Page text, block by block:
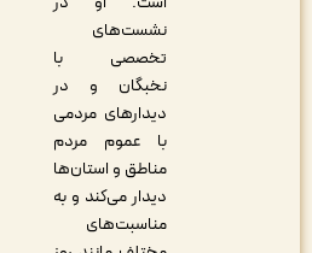
نشست‌های
تخصصی با
نخبگان و در
دیدارهای مردمی
با عموم مردم
مناطق و استان‌ها
دیدار می‌کند و به
مناسبت‌های